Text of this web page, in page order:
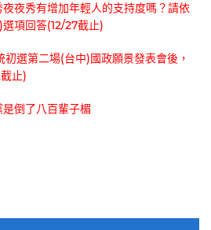
夜秀有增加年輕人的支持度嗎？請依
項回答(12/27截止)
選第二場(台中)國政願景發表會後，
止)
倒了八百輩子楣